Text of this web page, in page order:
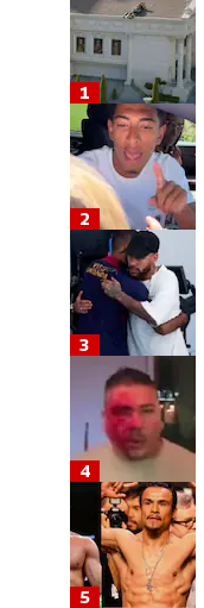
1
2
3
4
5